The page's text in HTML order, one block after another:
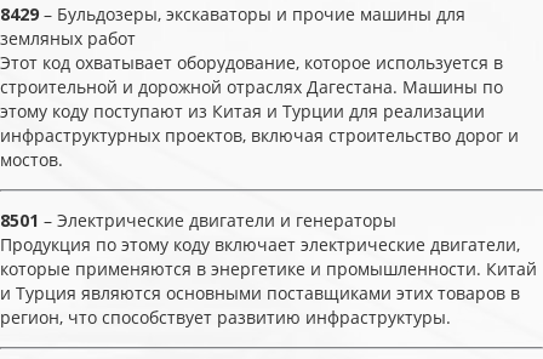
8429 – Бульдозеры, экскаваторы и прочие машины для
земляных работ
Этот код охватывает оборудование, которое используется в
строительной и дорожной отраслях Дагестана. Машины по
этому коду поступают из Китая и Турции для реализации
инфраструктурных проектов, включая строительство дорог и
мостов.
8501 – Электрические двигатели и генераторы
Продукция по этому коду включает электрические двигатели,
которые применяются в энергетике и промышленности. Китай
и Турция являются основными поставщиками этих товаров в
регион, что способствует развитию инфраструктуры.